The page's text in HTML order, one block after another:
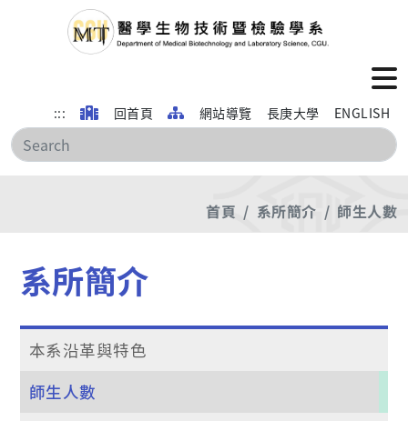
::: 回首頁 網站導覽 長庚大學 ENGLISH
搜
首頁 系所簡介 師生人數
系所簡介
本系沿革與特色
師生人數